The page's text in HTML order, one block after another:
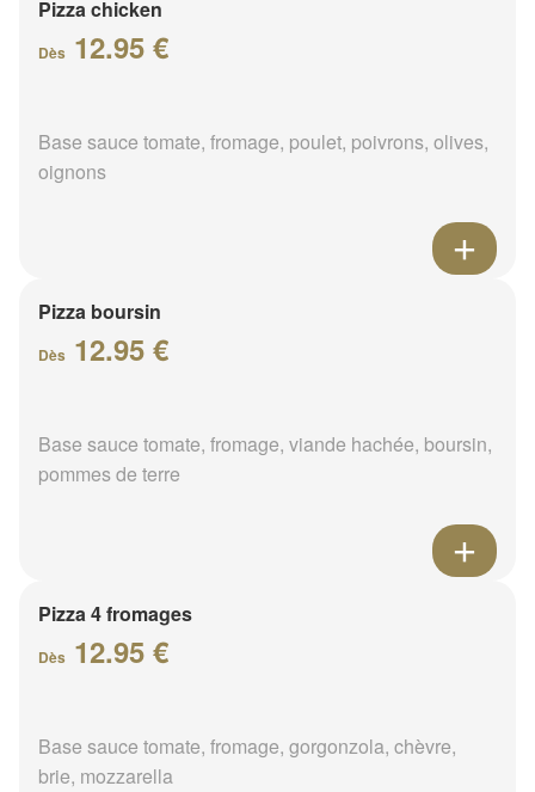
Pizza chicken
Dès 12.95 €
Base sauce tomate, fromage, poulet, poivrons, olives,
oignons
Pizza boursin
Dès 12.95 €
Base sauce tomate, fromage, viande hachée, boursin,
pommes de terre
Pizza 4 fromages
Dès 12.95 €
Base sauce tomate, fromage, gorgonzola, chèvre,
brie, mozzarella